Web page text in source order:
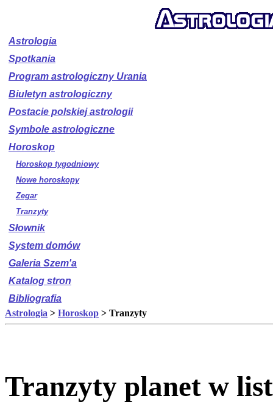
Astrologia
Spotkania
Program astrologiczny Urania
Biuletyn astrologiczny
Postacie polskiej astrologii
Symbole astrologiczne
Horoskop
Horoskop tygodniowy
Nowe horoskopy
Zegar
Tranzyty
Słownik
System domów
Galeria Szem'a
Katalog stron
Bibliografia
Astrologia > Horoskop > Tranzyty
Tranzyty planet w